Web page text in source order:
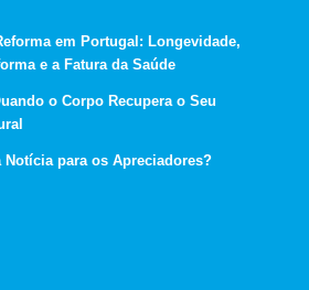
em Portugal: Longevidade,
e a Fatura da Saúde
o Corpo Recupera o Seu
Notícia para os Apreciadores?